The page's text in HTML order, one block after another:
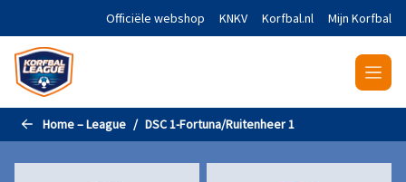
Naar de hoofdinhoud gaanOfficiële webshop KNKV Korfbal.nl Mijn Korfbal
Home – League DSC 1-Fortuna/Ruitenheer 1